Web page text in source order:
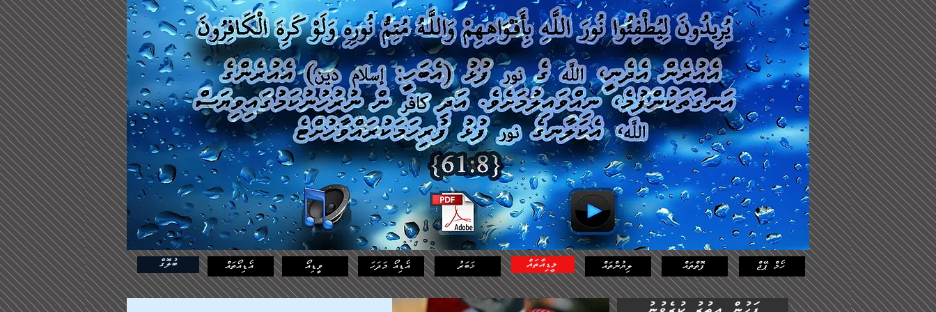
Log In
Featured
Posts
ބުލޮގް މީޑިއާތައް ހޯމް ޕޭޖް ލިޔުންތައް ފޮތްތައް ޚަބަރު އޯޑިއޯ މަދަހަ ވީޑިއޯ އޯޑިއޯތައް